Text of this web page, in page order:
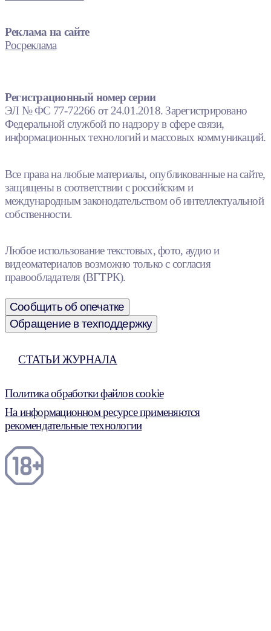
Реклама на сайте
Росреклама
Регистрационный номер серии
ЭЛ № ФС 77-72266 от 24.01.2018. Зарегистрировано
Федеральной службой по надзору в сфере связи,
информационных технологий и массовых коммуникаций.
Все права на любые материалы, опубликованные на сайте,
защищены в соответствии с российским и
международным законодательством об интеллектуальной
собственности.
Любое использование текстовых, фото, аудио и
видеоматериалов возможно только с согласия
правообладателя (ВГТРК).
Сообщить об опечатке
Обращение в техподдержку
СТАТЬИ ЖУРНАЛА
Политика обработки файлов cookie
На информационном ресурсе применяются
рекомендательные технологии